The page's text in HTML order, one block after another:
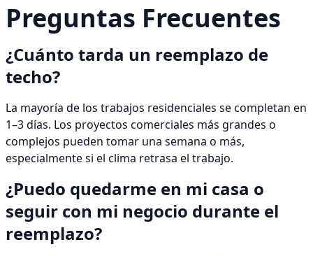
Preguntas Frecuentes
¿Cuánto tarda un reemplazo de
techo?
La mayoría de los trabajos residenciales se completan en
1–3 días. Los proyectos comerciales más grandes o
complejos pueden tomar una semana o más,
especialmente si el clima retrasa el trabajo.
¿Puedo quedarme en mi casa o
seguir con mi negocio durante el
reemplazo?